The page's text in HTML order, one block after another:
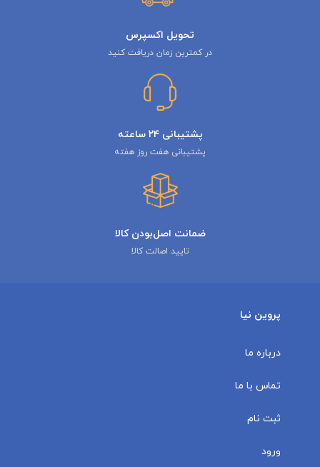
تحویل اکسپرس
در کمترین زمان دریافت کنید
پشتیبانی ۲۴ ساعته
پشتیبانی هفت روز هفته
ضمانت اصل‌بودن کالا
تایید اصالت کالا
پروین نیا
درباره ما
تماس با ما
ثبت نام
ورود